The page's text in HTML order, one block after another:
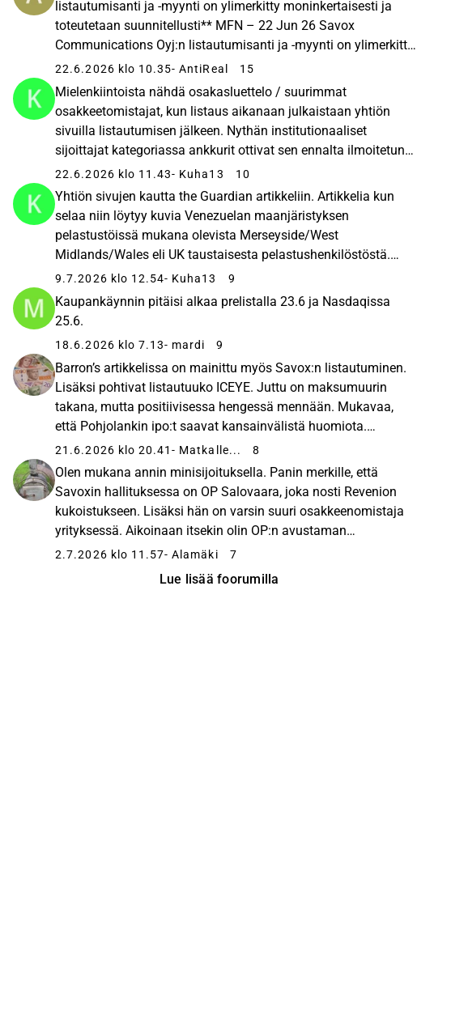
listautumisanti ja -myynti on ylimerkitty moninkertaisesti ja
toteutetaan suunnitellusti** MFN – 22 Jun 26 Savox
Communications Oyj:n listautumisanti ja -myynti on ylimerkitt...
Savox Communications Oyj:n listautumisanti...
22.6.2026 klo 10.35- AntiReal 15
Mielenkiintoista nähdä osakasluettelo / suurimmat
osakkeetomistajat, kun listaus aikanaan julkaistaan yhtiön
sivuilla listautumisen jälkeen. Nythän institutionaaliset
sijoittajat kategoriassa ankkurit ottivat sen ennalta ilmoitetun
26 M€ edestä osakkeita ja muille instututionaalisille...
22.6.2026 klo 11.43- Kuha13 10
Yhtiön sivujen kautta the Guardian artikkeliin. Artikkelia kun
selaa niin löytyy kuvia Venezuelan maanjäristyksen
pelastustöissä mukana olevista Merseyside/West
Midlands/Wales eli UK taustaisesta pelastushenkilöstöstä.
Kaappaus artikkelin kuvasta. Maanjäristysten uhriluku taitaa ...
9.7.2026 klo 12.54- Kuha13 9
Kaupankäynnin pitäisi alkaa prelistalla 23.6 ja Nasdaqissa
25.6.
18.6.2026 klo 7.13- mardi 9
Barron’s artikkelissa on mainittu myös Savox:n listautuminen.
Lisäksi pohtivat listautuuko ICEYE. Juttu on maksumuurin
takana, mutta positiivisessa hengessä mennään. Mukavaa,
että Pohjolankin ipo:t saavat kansainvälistä huomiota.
https://www.barrons.com/articles/europe-defense-ipo...
21.6.2026 klo 20.41- Matkalle... 8
Olen mukana annin minisijoituksella. Panin merkille, että
Savoxin hallituksessa on OP Salovaara, joka nosti Revenion
kukoistukseen. Lisäksi hän on varsin suuri osakkeenomistaja
yrityksessä. Aikoinaan itsekin olin OP:n avustaman
seuraamassa ja omistamassa Revenion nousua ja hän lienee...
2.7.2026 klo 11.57- Alamäki 7
Lue lisää foorumilla